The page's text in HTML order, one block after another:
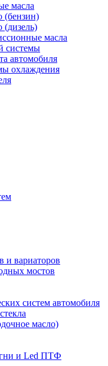
масла
(бензин)
(дизель)
масла
системы
автомобиля
охлаждения
вариаторов
мостов
систем автомобиля
масло)
и Led ПТФ